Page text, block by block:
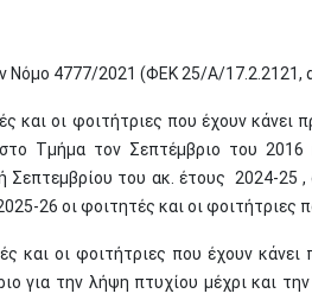
Νόμο 4777/2021 (ΦΕΚ 25/Α/17.2.2121,
και οι φοιτήτριες που έχουν
Τμήμα τον Σεπτέμβριο του 2016
Σεπτεμβρίου του ακ. έτους 2024-25
26 οι φοιτητές και οι φοιτήτριες
και οι φοιτήτριες που έχουν
για την λήψη πτυχίου μέχρι και